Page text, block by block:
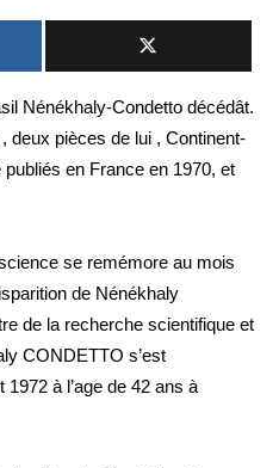
Nénékhaly-Condetto décédât.
deux pièces de lui , Continent-
en France en 1970, et
se remémore au mois
de Nénékhaly
de la recherche scientifique et
CONDETTO s’est
à l’age de 42 ans à